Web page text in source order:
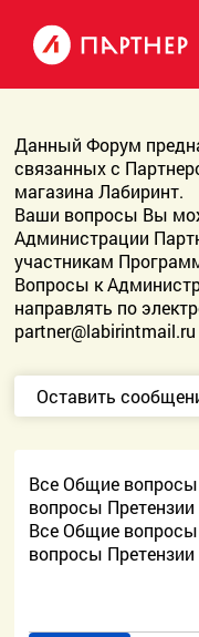
Данный Форум
связанных с
магазина Лабиринт.
Ваши вопросы Вы
Администрации
участникам
Вопросы к
направлять по
partner@labirintmail.ru
Оставить
ВсеОбщие вопросы
вопросы Претензии
ВсеОбщие вопросы
вопросы Претензии